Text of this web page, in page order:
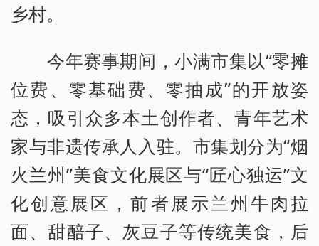
乡村。
今年赛事期间，小满市集以“零摊
位费、零基础费、零抽成”的开放姿
态，吸引众多本土创作者、青年艺术
家与非遗传承人入驻。市集划分为“烟
火兰州”美食文化展区与“匠心独运”文
化创意展区，前者展示兰州牛肉拉
面、甜醅子、灰豆子等传统美食，后